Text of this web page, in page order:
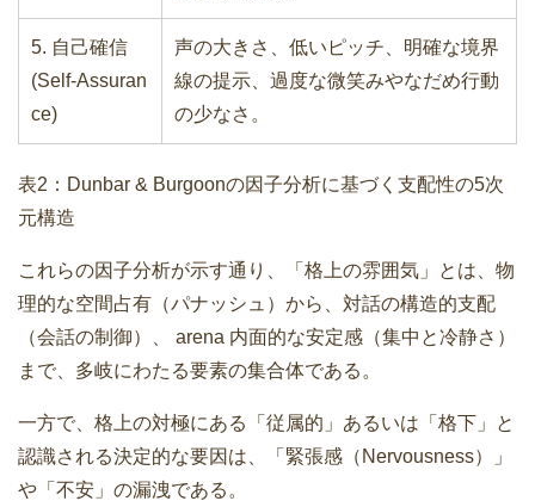
5. 自己確信
(Self-Assuran
ce)
声の大きさ、低いピッチ、明確な境界
線の提示、過度な微笑みやなだめ行動
の少なさ。
表2：Dunbar & Burgoonの因子分析に基づく支配性の5次
元構造
これらの因子分析が示す通り、「格上の雰囲気」とは、物
理的な空間占有（パナッシュ）から、対話の構造的支配
（会話の制御）、 arena 内面的な安定感（集中と冷静さ）
まで、多岐にわたる要素の集合体である。
一方で、格上の対極にある「従属的」あるいは「格下」と
認識される決定的な要因は、「緊張感（Nervousness）」
や「不安」の漏洩である。